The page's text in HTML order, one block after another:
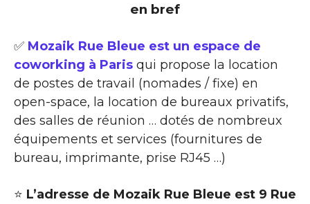
en bref
✅ Mozaik Rue Bleue est un espace de
coworking à Paris qui propose la location
de postes de travail (nomades / fixe) en
open-space, la location de bureaux privatifs,
des salles de réunion … dotés de nombreux
équipements et services (fournitures de
bureau, imprimante, prise RJ45 …)
⭐ L’adresse de Mozaik Rue Bleue est 9 Rue